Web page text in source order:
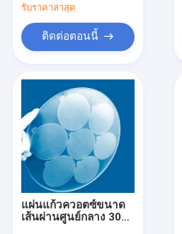
รับราคาล่าสุด
ติดต่อตอนนี้
แผ่นแก้วควอตซ์ขนาด
เส้นผ่านศูนย์กลาง 300